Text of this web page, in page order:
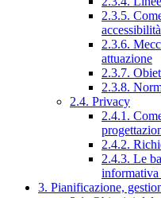
2.3.5.
accessibilità
2.3.6.
attuazione
2.3.7.
2.3.8.
2.4. Privacy
2.4.1.
2.4.2.
2.4.3. Le
3. Pianificazione,